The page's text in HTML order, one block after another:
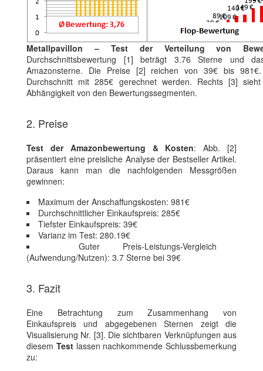
Metallpavillon – Test der Verteilung von
Durchschnittsbewertung [1] beträgt 3.76 Sterne und
Amazonsterne. Die Preise [2] reichen von 39€ bis
Durchschnitt mit 285€ gerechnet werden. Rechts [3]
Abhängigkeit von den Bewertungssegmenten.
2. Preise
Test der Amazonbewertung & Kosten: Abb. [2]
präsentiert eine preisliche Analyse der Bestseller Artikel.
Daraus kann man die nachfolgenden Messgrößen
gewinnen:
Maximum der Anschaffungskosten: 981€
Durchschnittlicher Einkaufspreis: 285€
Tiefster Einkaufspreis: 39€
Varianz im Test: 280.19€
Guter Preis-Leistungs-Vergleich
(Aufwendung/Nutzen): 3.7 Sterne bei 39€
3. Fazit
Eine Betrachtung zum Zusammenhang von
Einkaufspreis und abgegebenen Sternen zeigt die
Visualisierung Nr. [3]. Die sichtbaren Verknüpfungen aus
diesem Testlassen nachkommende Schlussbemerkung
zu: